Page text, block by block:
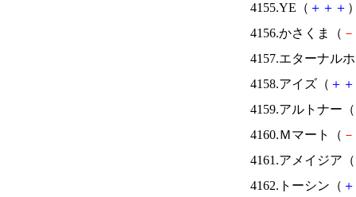
4155.YE（ ＋ ＋ ＋
4156.かさくま（ －
4157.エターナル
4158.アイズ（ ＋ ＋
4159.アルトナー（
4160.Ｍマート（ －
4161.アメイジア（
4162.トーシン（ ＋